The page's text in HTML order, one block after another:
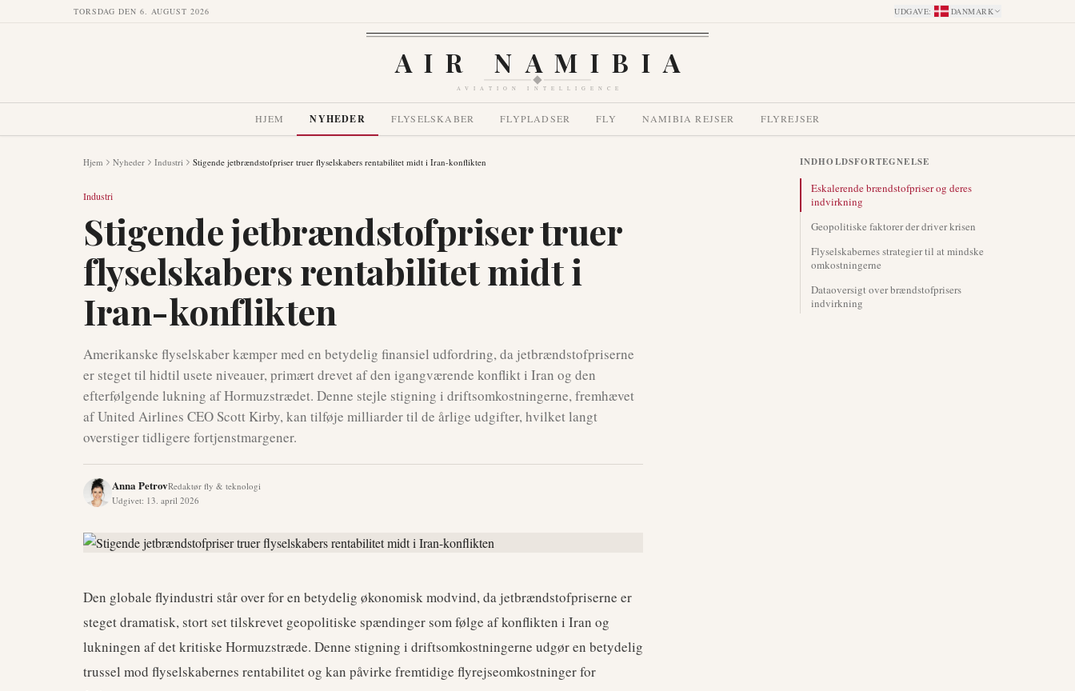
TORSDAG DEN 6. AUGUST 2026 UDGAVE: DANMARK
AIR NAMIBIA
AVIATION INTELLIGENCE
HJEM NYHEDER FLYSELSKABER FLYPLADSER FLY NAMIBIA REJSER FLYREJSER
Hjem Nyheder Industri Stigende jetbrændstofpriser truer flyselskabers rentabilitet midt i Iran-konflikten
Industri
Stigende jetbrændstofpriser truer
flyselskabers rentabilitet midt i
Iran-konflikten
Amerikanske flyselskaber kæmper med en betydelig finansiel udfordring, da jetbrændstofpriserne
er steget til hidtil usete niveauer, primært drevet af den igangværende konflikt i Iran og den
efterfølgende lukning af Hormuzstrædet. Denne stejle stigning i driftsomkostningerne, fremhævet
af United Airlines CEO Scott Kirby, kan tilføje milliarder til de årlige udgifter, hvilket langt
overstiger tidligere fortjenstmargener.
Anna PetrovRedaktør fly & teknologi
Udgivet: 13. april 2026
Den globale flyindustri står over for en betydelig økonomisk modvind, da jetbrændstofpriserne er
steget dramatisk, stort set tilskrevet geopolitiske spændinger som følge af konflikten i Iran og
lukningen af det kritiske Hormuzstræde. Denne stigning i driftsomkostningerne udgør en betydelig
trussel mod flyselskabernes rentabilitet og kan påvirke fremtidige flyrejseomkostninger for
INDHOLDSFORTEGNELSE
Eskalerende brændstofpriser og deres
indvirkning
Geopolitiske faktorer der driver krisen
Flyselskabernes strategier til at mindske
omkostningerne
Dataoversigt over brændstofprisers
indvirkning